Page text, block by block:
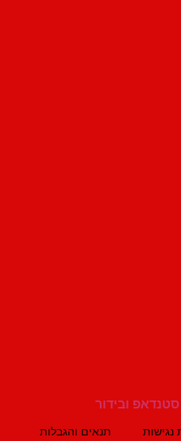
תנאים והגבלות